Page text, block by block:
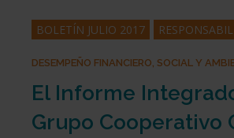
BOLETÍN JULIO 2017
DESEMPEÑO FINANCIERO, SOCIAL Y
El Informe
Grupo Cooperativo